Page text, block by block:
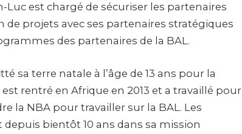
Luc est chargé de sécuriser les partenaires
de projets avec ses partenaires stratégiques
des partenaires de la BAL.
sa terre natale à l’âge de 13 ans pour la
rentré en Afrique en 2013 et a travaillé pour
la NBA pour travailler sur la BAL. Les
bientôt 10 ans dans sa mission